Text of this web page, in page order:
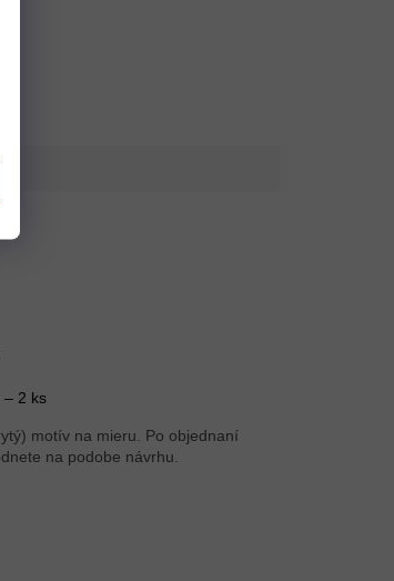
– 2 ks
motív na mieru. Po objednaní
na podobe návrhu.